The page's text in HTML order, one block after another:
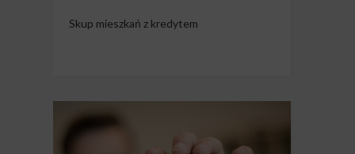
Skup mieszkań z kredytem